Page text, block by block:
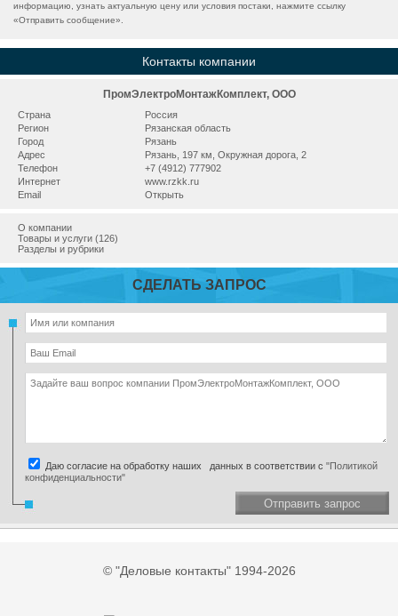
информацию, узнать актуальную цену или условия постаки, нажмите ссылку
«Отправить сообщение».
Контакты компании
ПромЭлектроМонтажКомплект, ООО
Страна
Россия
Регион
Рязанская область
Город
Рязань
Адрес
Рязань, 197 км, Окружная дорога, 2
Телефон
+7 (4912) 777902
Интернет
www.rzkk.ru
Email
Открыть
О компании
Товары и услуги (126)
Разделы и рубрики
СДЕЛАТЬ ЗАПРОС
Даю согласие на обработку наших данных в соответствии с "Политикой
конфиденциальности"
Отправить запрос
© "Деловые контакты" 1994-2026